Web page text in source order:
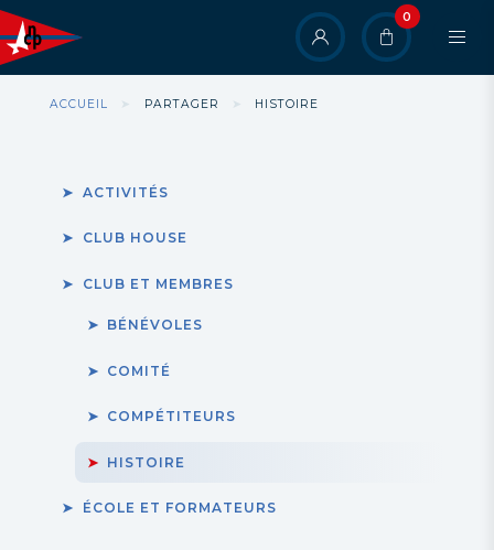
Aller
au
contenu
principal
User
account
0
ACCUEIL PARTAGER HISTOIRE
ACTIVITÉS
CLUB HOUSE
CLUB ET MEMBRES
BÉNÉVOLES
COMITÉ
COMPÉTITEURS
HISTOIRE
ÉCOLE ET FORMATEURS